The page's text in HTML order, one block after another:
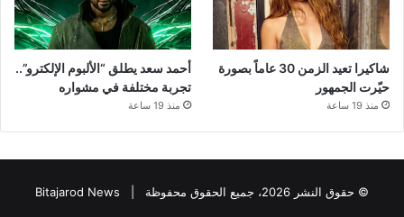
شاكيرا تعيد الزمن 30 عاماً بصورة
حيّرت الجمهور
منذ 19 ساعة
أحمد سعد يطلق “الألبوم الإلكترو”..
تجربة مختلفة في مشواره
منذ 19 ساعة
© حقوق النشر 2026، جميع الحقوق محفوظة | Bitajarod News